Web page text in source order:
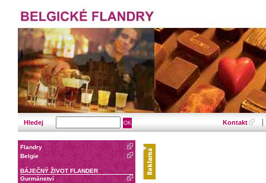
Hledej Kontakt
Flandry
Belgie
BÁJEČNÝ ŽIVOT FLANDER
Gurmánství